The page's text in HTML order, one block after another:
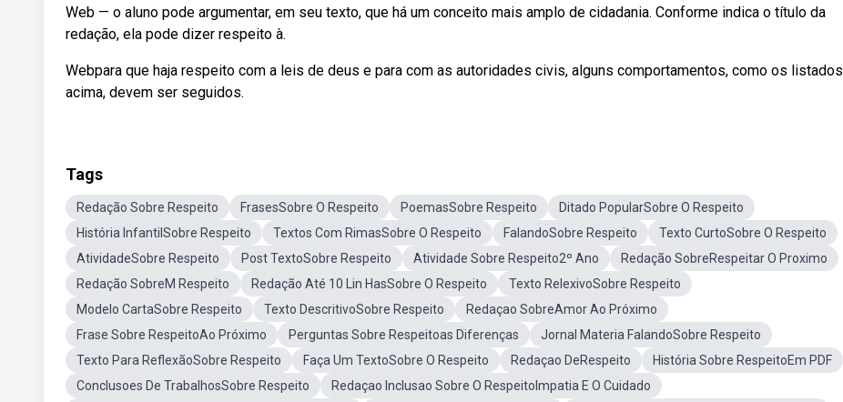
Web — o aluno pode argumentar, em seu texto, que há um conceito mais amplo de cidadania. Conforme indica o título da
redação, ela pode dizer respeito à.
Webpara que haja respeito com a leis de deus e para com as autoridades civis, alguns comportamentos, como os listados
acima, devem ser seguidos.
Tags
Redação Sobre Respeito FrasesSobre O Respeito PoemasSobre Respeito
Ditado PopularSobre O Respeito
História InfantilSobre Respeito
Textos Com RimasSobre O Respeito FalandoSobre Respeito
Texto CurtoSobre O Respeito
AtividadeSobre Respeito
Post TextoSobre Respeito Atividade Sobre Respeito2º Ano
Redação SobreRespeitar O Proximo
Redação SobreM Respeito
Redação Até 10 Lin HasSobre O Respeito
Texto RelexivoSobre Respeito
Modelo CartaSobre Respeito
Texto DescritivoSobre Respeito
Redaçao SobreAmor Ao Próximo
Frase Sobre RespeitoAo Próximo
Perguntas Sobre Respeitoas Diferenças
Jornal Materia FalandoSobre Respeito
Texto Para ReflexãoSobre Respeito
Faça Um TextoSobre O Respeito Redaçao DeRespeito
História Sobre RespeitoEm PDF
Conclusoes De TrabalhosSobre Respeito
Redaçao Inclusao Sobre O RespeitoImpatia E O Cuidado